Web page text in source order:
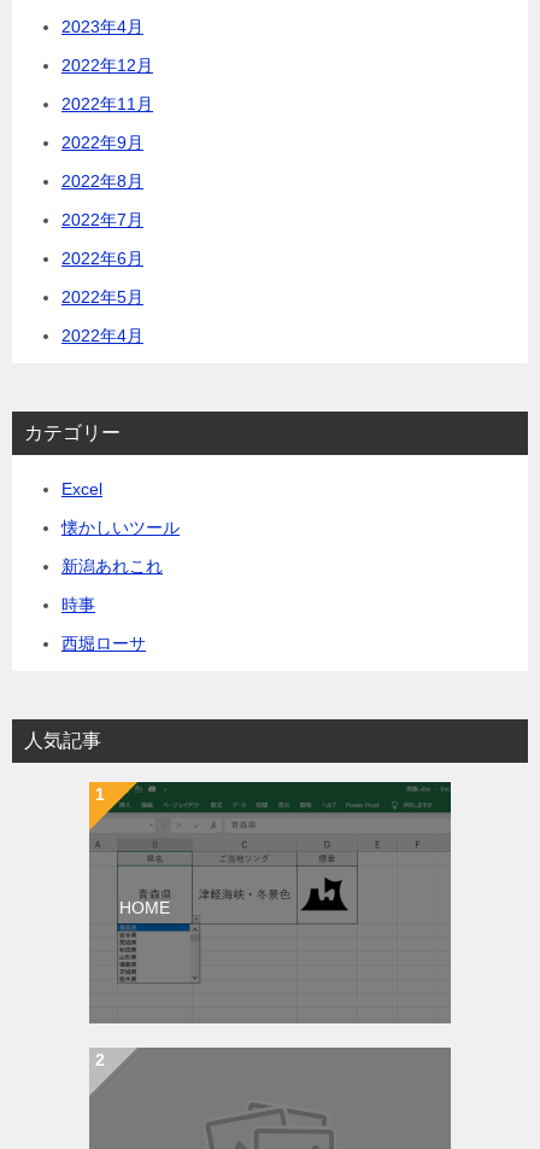
2023年4月
2022年12月
2022年11月
2022年9月
2022年8月
2022年7月
2022年6月
2022年5月
2022年4月
カテゴリー
Excel
懐かしいツール
新潟あれこれ
時事
西堀ローサ
人気記事
HOME